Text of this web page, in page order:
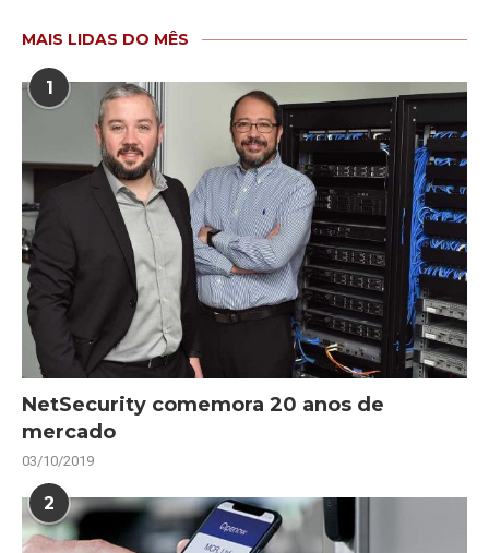
MAIS LIDAS DO MÊS
1
NetSecurity comemora 20 anos de
mercado
03/10/2019
2